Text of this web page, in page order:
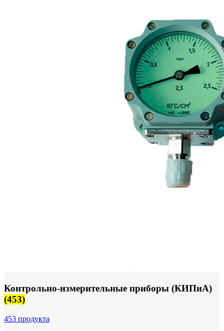
Контрольно-измерительные приборы (КИПиА)
(453)
453 продукта